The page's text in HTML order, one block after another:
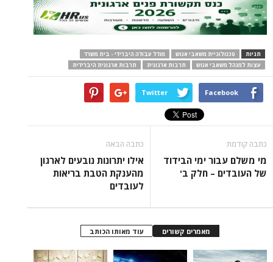
תגיות טכנולוגיית משאבי אנוש
מודל עבודה היברידי - בית משרד
עצות למנהל משאבי אנוש
תרבות ארגונית תרבות ארגונית היברידית
Facebook
Twitter
כתבה קודמת
מי משלם עבור ימי הבידוד
של העובדים – חלק ב'
כתבה הבאה
אילו יתרונות נובעים לארגון
מהענקת הטבת בריאות
לעובדים
מאמרים קשורים עוד מאותו הכותב